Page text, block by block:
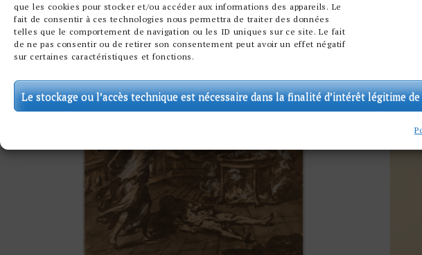
que les cookies pour stocker et/ou accéder aux informations des appareils. Le
fait de consentir à ces technologies nous permettra de traiter des données
telles que le comportement de navigation ou les ID uniques sur ce site. Le fait
de ne pas consentir ou de retirer son consentement peut avoir un effet négatif
sur certaines caractéristiques et fonctions.
Le stockage ou l’accès technique est nécessaire dans la finalité d’intérêt légitime